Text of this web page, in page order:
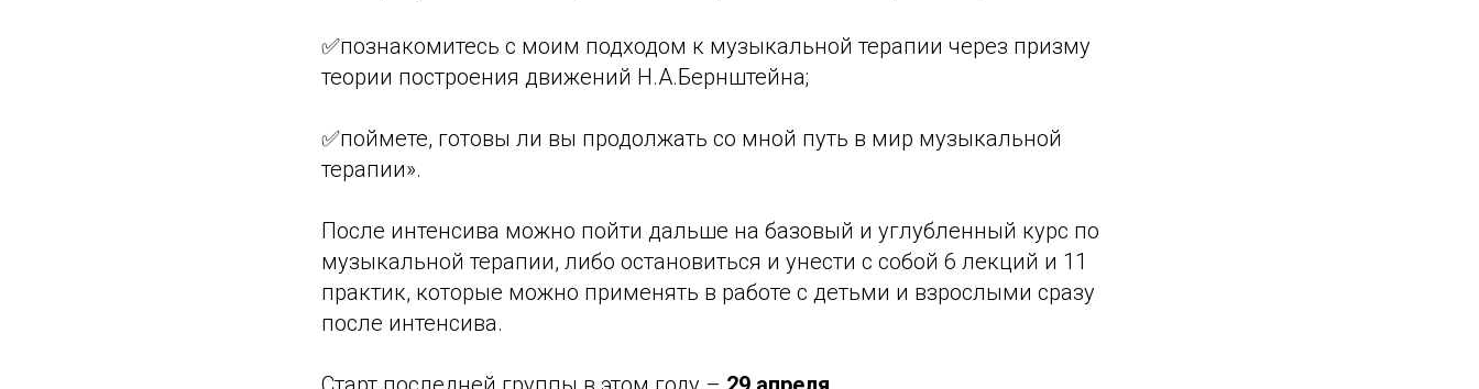
✅познакомитесь с моим подходом к музыкальной терапии через призму
теории построения движений Н.А.Бернштейна;
✅поймете, готовы ли вы продолжать со мной путь в мир музыкальной
терапии».
После интенсива можно пойти дальше на базовый и углубленный курс по
музыкальной терапии, либо остановиться и унести с собой 6 лекций и 11
практик, которые можно применять в работе с детьми и взрослыми сразу
после интенсива.